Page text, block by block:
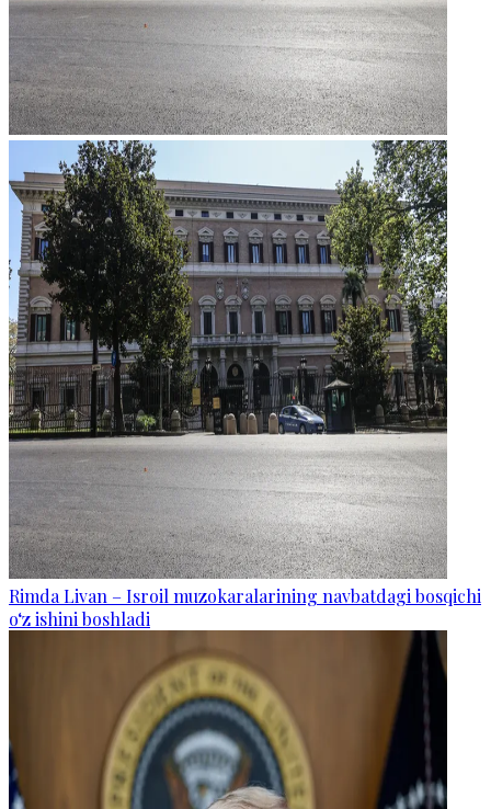
Rimda Livan – Isroil muzokaralarining navbatdagi bosqichi
o‘z ishini boshladi